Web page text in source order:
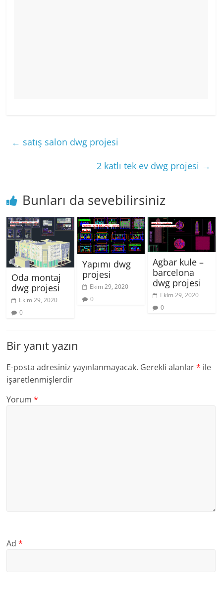
← satış salon dwg projesi
2 katlı tek ev dwg projesi →
Bunları da sevebilirsiniz
Oda montaj
dwg projesi
Ekim 29, 2020
0
Yapımı dwg
projesi
Ekim 29, 2020
0
Agbar kule –
barcelona
dwg projesi
Ekim 29, 2020
0
Bir yanıt yazın
E-posta adresiniz yayınlanmayacak. Gerekli alanlar* ile
işaretlenmişlerdir
Yorum*
Ad*